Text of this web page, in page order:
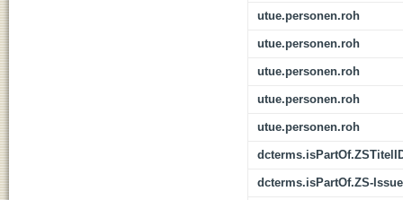
utue.personen.roh
utue.personen.roh
utue.personen.roh
utue.personen.roh
utue.personen.roh
dcterms.isPartOf.ZS-Issue